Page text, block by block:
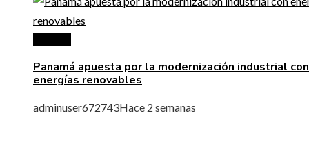
Panamá apuesta por la modernización industrial con
energías renovables
adminuser672743Hace 2 semanas